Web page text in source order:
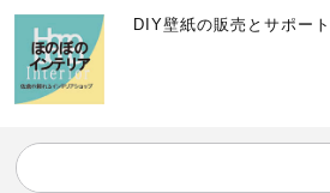
DIY壁紙の販売とサポー
DIYお役立ち情報
サンゲツリザーブの壁紙について...
糊付け壁紙のポイントについて...
DIYお役立ち情報
2025.12.22